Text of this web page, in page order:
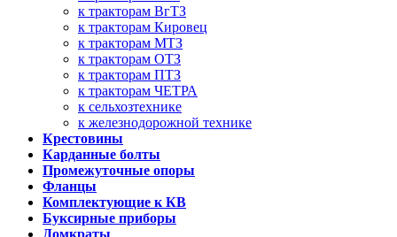
к тракторам ВгТЗ
к тракторам Кировец
к тракторам МТЗ
к тракторам ОТЗ
к тракторам ПТЗ
к тракторам ЧЕТРА
к сельхозтехнике
к железнодорожной технике
Крестовины
Карданные болты
Промежуточные опоры
Фланцы
Комплектующие к КВ
Буксирные приборы
Домкраты